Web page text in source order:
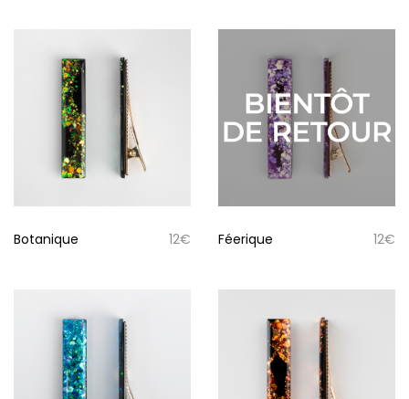
Botanique 12€ Féerique 12€